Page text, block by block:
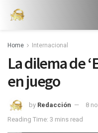
Home Internacional
La dilema de
en juego
by Redacción
8
Reading Time: 3 mins read